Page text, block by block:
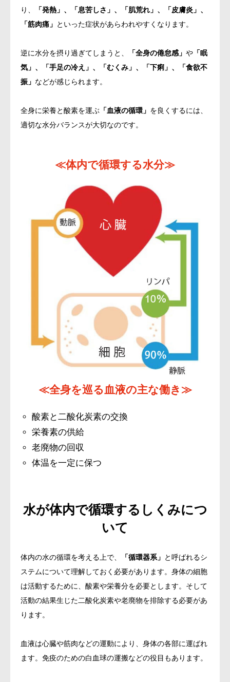
り、
「発熱」、「息苦しさ」、「肌荒れ」、「皮膚炎」、
「筋肉痛」 といった症状があらわれやすくなります。
逆に水分を摂り過ぎてしまうと、 「全身の倦怠感」 や 「眠
気」、「手足の冷え」、「むくみ」、「下痢」、「食欲不
振」 などが感じられます。
全身に栄養と酸素を運ぶ 「血液の循環」 を良くするには、
適切な水分バランスが大切なのです。
≪体内で循環する水分≫
≪全身を巡る血液の主な働き≫
酸素と二酸化炭素の交換
栄養素の供給
老廃物の回収
体温を一定に保つ
水が体内で循環するしくみにつ
いて
体内の水の循環を考える上で、 「循環器系」 と呼ばれるシ
ステムについて理解しておく必要があります。身体の細胞
は活動するために、酸素や栄養分を必要とします。そして
活動の結果生じた二酸化炭素や老廃物を排除する必要があ
ります。
血液は心臓や筋肉などの運動により、身体の各部に運ばれ
ます。免疫のための白血球の運搬などの役目もあります。